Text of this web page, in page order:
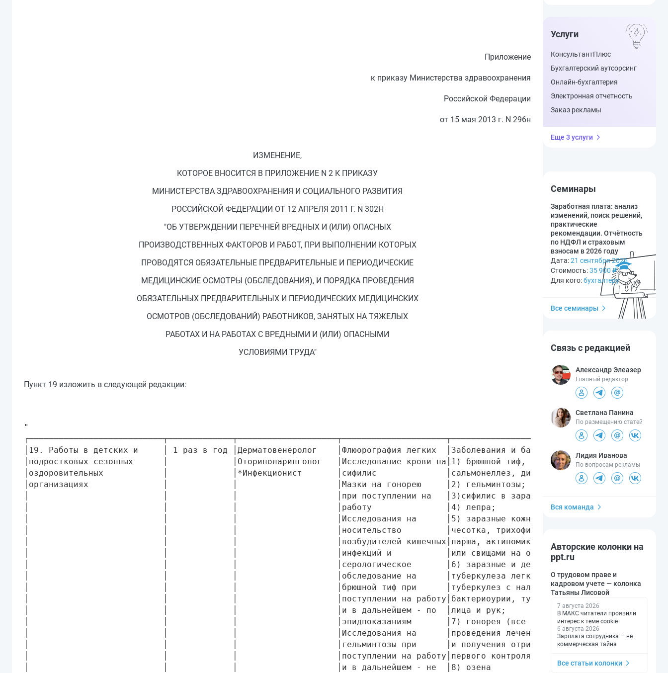
Приложение
к приказу Министерства здравоохранения
Российской Федерации
от 15 мая 2013 г. N 296н
ИЗМЕНЕНИЕ,
КОТОРОЕ ВНОСИТСЯ В ПРИЛОЖЕНИЕ N 2 К ПРИКАЗУ
МИНИСТЕРСТВА ЗДРАВООХРАНЕНИЯ И СОЦИАЛЬНОГО РАЗВИТИЯ
РОССИЙСКОЙ ФЕДЕРАЦИИ ОТ 12 АПРЕЛЯ 2011 Г. N 302Н
"ОБ УТВЕРЖДЕНИИ ПЕРЕЧНЕЙ ВРЕДНЫХ И (ИЛИ) ОПАСНЫХ
ПРОИЗВОДСТВЕННЫХ ФАКТОРОВ И РАБОТ, ПРИ ВЫПОЛНЕНИИ КОТОРЫХ
ПРОВОДЯТСЯ ОБЯЗАТЕЛЬНЫЕ ПРЕДВАРИТЕЛЬНЫЕ И ПЕРИОДИЧЕСКИЕ
МЕДИЦИНСКИЕ ОСМОТРЫ (ОБСЛЕДОВАНИЯ), И ПОРЯДКА ПРОВЕДЕНИЯ
ОБЯЗАТЕЛЬНЫХ ПРЕДВАРИТЕЛЬНЫХ И ПЕРИОДИЧЕСКИХ МЕДИЦИНСКИХ
ОСМОТРОВ (ОБСЛЕДОВАНИЙ) РАБОТНИКОВ, ЗАНЯТЫХ НА ТЯЖЕЛЫХ
РАБОТАХ И НА РАБОТАХ С ВРЕДНЫМИ И (ИЛИ) ОПАСНЫМИ
УСЛОВИЯМИ ТРУДА"
Пункт 19 изложить в следующей редакции:
"
┌───────────────────────────┬─────────────┬────────────────────┬─────────────────────┬──────────────────────────────────────┐
│19. Работы в детских и     │ 1 раз в год │Дерматовенеролог    │Флюорография легких  │Заболевания и бактерионосительство:   │
│подростковых сезонных      │             │Оториноларинголог   │Исследование крови на│1) брюшной тиф, паратифы,             │
│оздоровительных            │             │*Инфекционист       │сифилис              │сальмонеллез, дизентерия;             │
│организациях               │             │                    │Мазки на гонорею     │2) гельминтозы;                       │
│                           │             │                    │при поступлении на   │3)сифилис в заразном периоде;         │
│                           │             │                    │работу               │4) лепра;                             │
│                           │             │                    │Исследования на      │5) заразные кожные заболевания:       │
│                           │             │                    │носительство         │чесотка, трихофития, микроспория,     │
│                           │             │                    │возбудителей кишечных│парша, актиномикоз с изъязвлениями    │
│                           │             │                    │инфекций и           │или свищами на открытых частях тела;  │
│                           │             │                    │серологическое       │6) заразные и деструктивные формы     │
│                           │             │                    │обследование на      │туберкулеза легких, внелегочный       │
│                           │             │                    │брюшной тиф при      │туберкулез с наличием свищей,         │
│                           │             │                    │поступлении на работу│бактериоурии, туберкулезной волчанки  │
│                           │             │                    │и в дальнейшем - по  │лица и рук;                           │
│                           │             │                    │эпидпоказаниям       │7) гонорея (все формы) на срок        │
│                           │             │                    │Исследования на      │проведения лечения антибиотиками      │
│                           │             │                    │гельминтозы при      │и получения отрицательных результатов │
│                           │             │                    │поступлении на работу│первого контроля;                     │
│                           │             │                    │и в дальнейшем - не  │8) озена                              │
Услуги
КонсультантПлюс
Бухгалтерский аутсорсинг
Онлайн-бухгалтерия
Электронная отчетность
Заказ рекламы
Еще 3 услуги
Семинары
Заработная плата: анализ
изменений, поиск решений,
практические
рекомендации. Отчётность
по НДФЛ и страховым
взносам в 2026 году
Дата:21 сентября 2026
Стоимость:35 900 ₽
Для кого:бухгалтеру
Все семинары
Связь с редакцией
Александр Элеазер
Главный редактор
Светлана Панина
По размещению статей
Лидия Иванова
По вопросам рекламы
Вся команда
Авторские колонки на
ppt.ru
О трудовом праве и
кадровом учете — колонка
Татьяны Лисовой
7 августа 2026
В МАКС читатели проявили
интерес к теме cookie
6 августа 2026
Зарплата сотрудника — не
коммерческая тайна
Все статьи колонки